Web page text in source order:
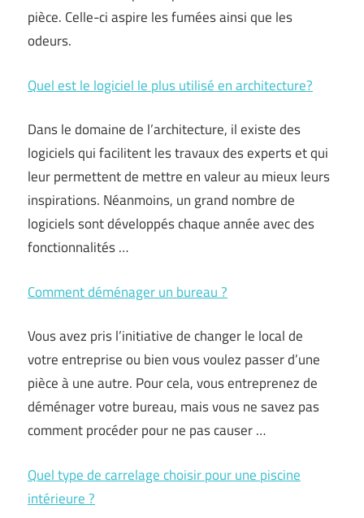
pièce. Celle-ci aspire les fumées ainsi que les
odeurs.
Quel est le logiciel le plus utilisé en architecture?
Dans le domaine de l’architecture, il existe des
logiciels qui facilitent les travaux des experts et qui
leur permettent de mettre en valeur au mieux leurs
inspirations. Néanmoins, un grand nombre de
logiciels sont développés chaque année avec des
fonctionnalités …
Comment déménager un bureau ?
Vous avez pris l’initiative de changer le local de
votre entreprise ou bien vous voulez passer d’une
pièce à une autre. Pour cela, vous entreprenez de
déménager votre bureau, mais vous ne savez pas
comment procéder pour ne pas causer …
Quel type de carrelage choisir pour une piscine
intérieure ?